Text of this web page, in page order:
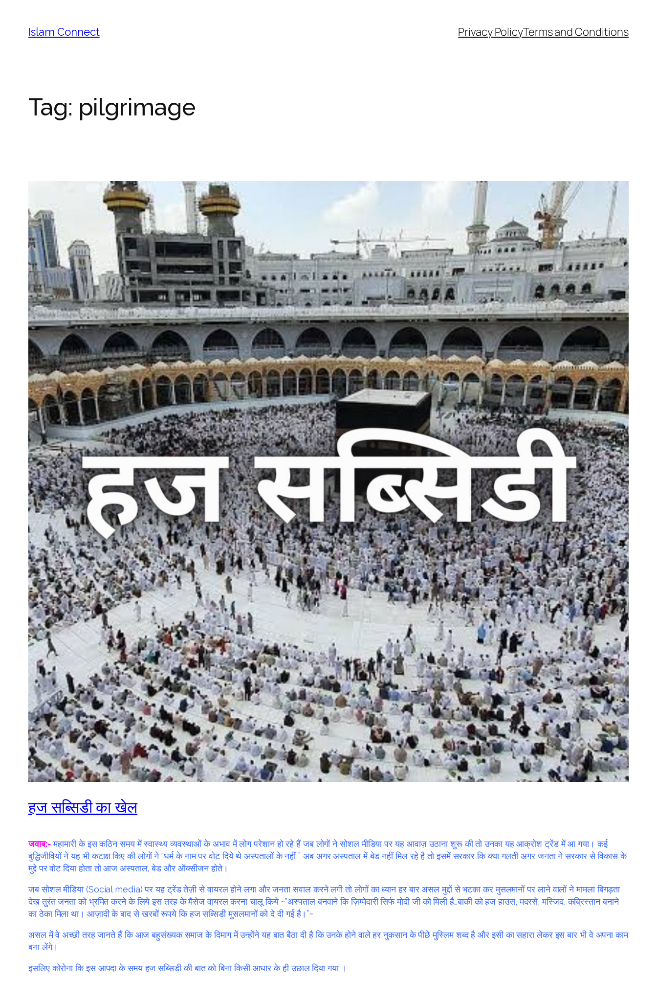
Islam Connect Privacy PolicyTerms and Conditions
Tag: pilgrimage
हज सब्सिडी का खेल
जवाब:- महामारी के इस कठिन समय में स्वास्थ्य व्यवस्थाओं के अभाव में लोग परेशान हो रहे हैं जब लोगों ने सोशल मीडिया पर यह आवाज़ उठाना शुरू की तो उनका यह आक्रोश ट्रेंड में आ गया। कई
बुद्धिजीवियों ने यह भी कटाक्ष किए की लोगों ने “धर्म के नाम पर वोट दिये थे अस्पतालों के नहीं ” अब अगर अस्पताल में बेड नहीं मिल रहे है तो इसमें सरकार कि क्या गलती अगर जनता ने सरकार से विकास के
मुद्दे पर वोट दिया होता तो आज अस्पताल, बेड और ऑक्सीजन होते।
जब सोशल मीडिया (Social media) पर यह ट्रेंड तेज़ी से वायरल होने लगा और जनता सवाल करने लगी तो लोगों का ध्यान हर बार असल मुद्दों से भटका कर मुसलमानों पर लाने वालों ने मामला बिगड़ता
देख तुरंत जनता को भ्रमित करने के लिये इस तरह के मैसेज वायरल करना चालू किये ~”अस्पताल बनवाने कि ज़िम्मेदारी सिर्फ मोदी जी को मिली है…बाकी को हज हाउस, मदरसे, मस्जिद, कब्रिस्तान बनाने
का ठेका मिला था। आज़ादी के बाद से खरबों रूपये कि हज सब्सिडी मुसलमानों को दे दी गई है।”~
असल में वे अच्छी तरह जानते हैं कि आज बहुसंख्यक समाज के दिमाग में उन्होंने यह बात बैठा दी है कि उनके होने वाले हर नुकसान के पीछे मुस्लिम शब्द है और इसी का सहारा लेकर इस बार भी वे अपना काम
बना लेंगे।
इसलिए कोरोना कि इस आपदा के समय हज सब्सिडी की बात को बिना किसी आधार के ही उछाल दिया गया ।